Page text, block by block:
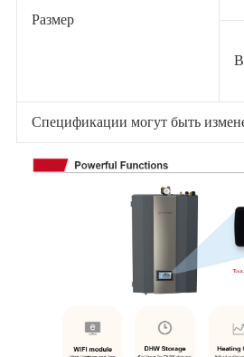
Размер
Спецификации могут быть